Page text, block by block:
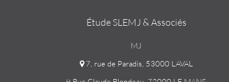
Étude SLEMJ & Associés
MJ
7, rue de Paradis, 53000 LAVAL